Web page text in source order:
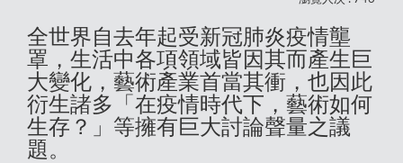
全世界自去年起受新冠肺炎疫情壟
罩，生活中各項領域皆因其而產生巨
大變化，藝術產業首當其衝，也因此
衍生諸多「在疫情時代下，藝術如何
生存？」等擁有巨大討論聲量之議
題。